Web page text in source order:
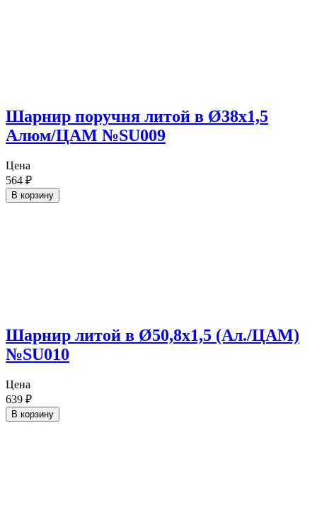
Шарнир поручня литой в Ø38х1,5
Алюм/ЦАМ №SU009
Цена
564 ₽
В корзину
Шарнир литой в Ø50,8х1,5 (Ал./ЦАМ)
№SU010
Цена
639 ₽
В корзину